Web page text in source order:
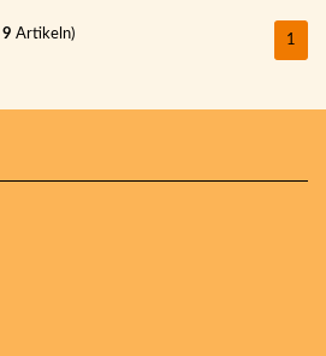
9 Artikeln) 1